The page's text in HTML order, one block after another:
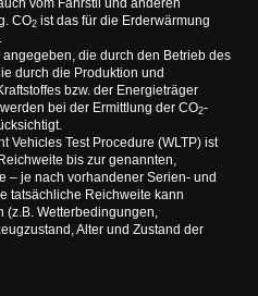
vom Fahrstil und anderen
CO2ist das für die Erderwärmung
die durch den Betrieb des
durch die Produktion und
bzw. der Energieträger
bei der Ermittlung der CO2-
Vehicles Test Procedure (WLTP) ist
bis zur genannten,
– je nach vorhandener Serien- und
tatsächliche Reichweite kann
(z.B. Wetterbedingungen,
Alter und Zustand der